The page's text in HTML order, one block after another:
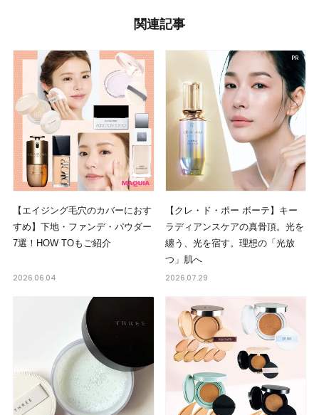
関連記事
【エイジング毛穴のカバーにおす
すめ】下地・ファンデ・パウダー
7選！HOW TOもご紹介
2026.06.04
【クレ・ド・ポー ボーテ】キー
ラディアンスケアの真骨頂。光を
纏う、光を宿す。理想の「光放
つ」肌へ
2026.07.29